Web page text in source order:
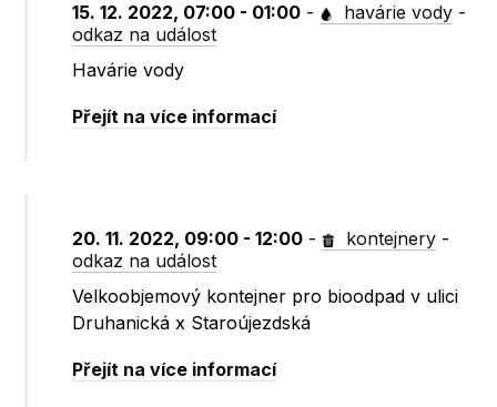
15. 12. 2022, 07:00 - 01:00 - havárie vody -
odkaz na událost
Havárie vody
Přejít na více informací
20. 11. 2022, 09:00 - 12:00 - kontejnery -
odkaz na událost
Velkoobjemový kontejner pro bioodpad v ulici
Druhanická x Staroújezdská
Přejít na více informací